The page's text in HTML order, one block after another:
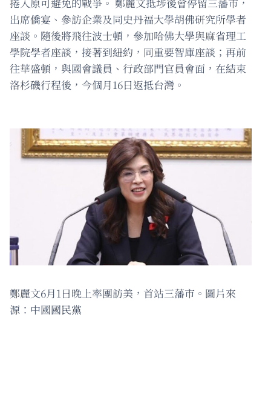
出席僑宴、參訪企業及同史丹福大學胡佛研究所學者
座談。隨後將飛往波士頓，參加哈佛大學與麻省理工
學院學者座談，接著到紐約，同重要智庫座談；再前
往華盛頓，與國會議員、行政部門官員會面，在結束
洛杉磯行程後，今個月16日返抵台灣。
鄭麗文6月1日晚上率團訪美，首站三藩市。圖片來
源：中國國民黨